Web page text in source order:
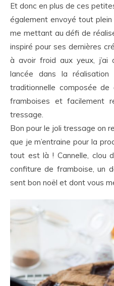
Et donc en plus de ces
également envoyé tout
me mettant au défi de
inspiré pour ses dernières
à avoir froid aux yeux,
lancée dans la
traditionnelle composée
framboises et facilement
tressage.
Bon pour le joli tressage on
que je m’entraine pour la
tout est là ! Cannelle, clou
confiture de framboise, un
sent bon noël et dont vous